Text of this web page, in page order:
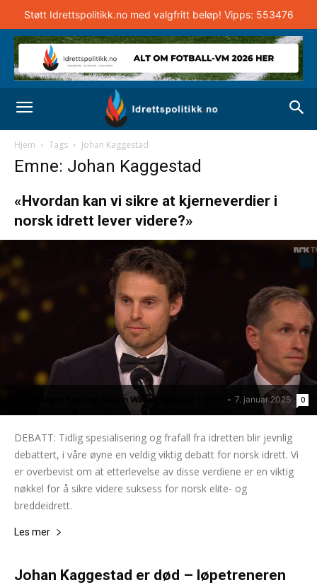
Støtt Idrettspolitikk.no med valgfritt beløp! Vipps: 553476
Hjem Tags Johan Kaggestad
Emne: Johan Kaggestad
«Hvordan kan vi sikre at kjerneverdier i
norsk idrett lever videre?»
Carl Godager Kaas og Martin Waaler Kaas og 1 more - 7. januar 2025 0
DEBATT: Tidlig spesialisering og frafall fra idretten blir jevnlig
debattert, i våre øyne en veldig viktig debatt for norsk idrett. Vi
er overbevist om at etterlevelse av disse verdiene er en viktig
nøkkel for å sikre videre suksess for norsk elite- og
breddeidrett.
Les mer
Johan Kaggestad er død – løpetreneren